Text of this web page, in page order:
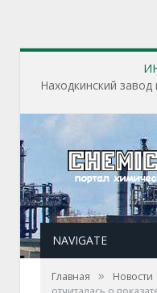
NAVIGATE
Главная » Новости